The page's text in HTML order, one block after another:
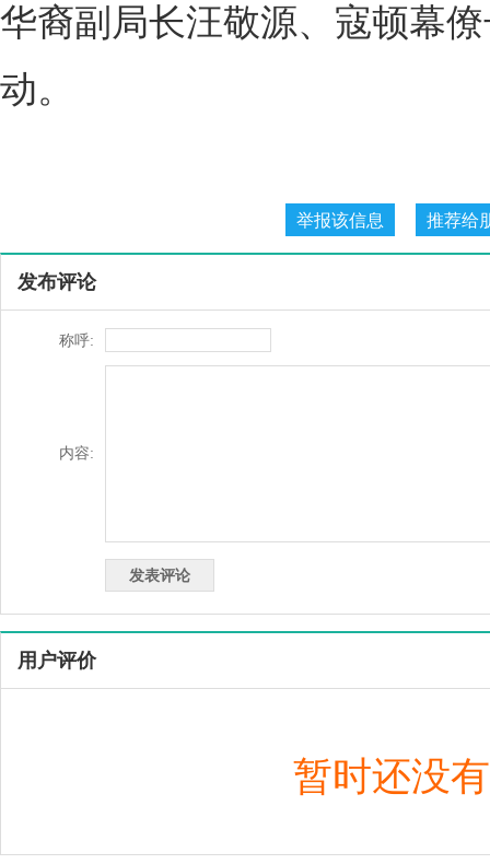
华裔副局长汪敬源、寇顿幕
动。
发布评论
称呼:
内容:
用户评价
暂时还没